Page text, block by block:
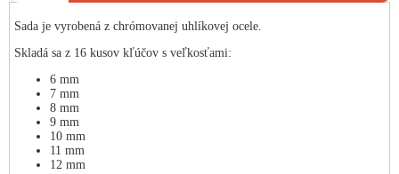
Sada je vyrobená z chrómovanej uhlíkovej ocele.
Skladá sa z 16 kusov kľúčov s veľkosťami:
6 mm
7 mm
8 mm
9 mm
10 mm
11 mm
12 mm